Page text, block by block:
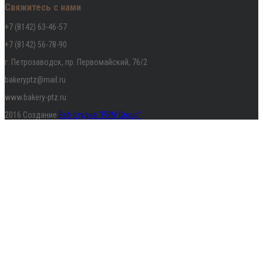
Свяжитесь с нами
+7 (8142) 63-46-57
+7 (8142) 56-78-90
г. Петрозаводск, пр. Первомайский, 76/2
bakeryptz@mail.ru
www.bakery-ptz.ru
2016 Создание Веб студия "PRM Group"